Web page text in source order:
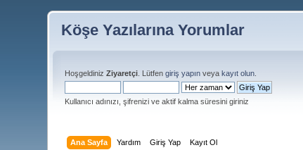
Köşe Yazılarına Yorumlar
HoşgeldinizZiyaretçi . Lütfengiriş yapın veyakayıt olun
Kullanıcı adınızı, şifrenizi ve aktif kalma süresini giriniz
Ana Sayfa Yardım Giriş Yap Kayıt Ol